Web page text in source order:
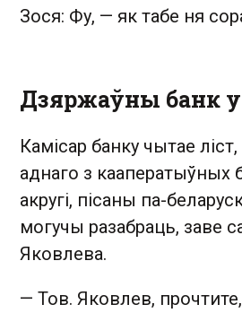
Зося: Фу, — як табе ня
Дзяржаўны банк
Камісар банку чытае
аднаго з кааператыўных
акругі, пісаны па-
могучы разабраць, заве
Яковлева.
— Тов. Яковлев,